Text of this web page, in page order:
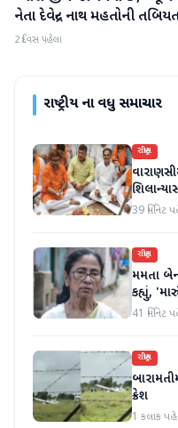
નેતા દેવેન્દ્ર નાથ મહતોની
2 દિવસ પહેલા
રાષ્ટ્રીયના વધુ સમાચાર
રાષ્ટ્રીય
39 મિનિટ
રાષ્ટ્રીય
મમતા
કહ્યું,
41 મિનિટ
રાષ્ટ્રીય
ક્રેશ
1 કલાક